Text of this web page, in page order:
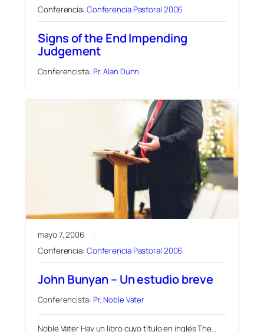
Conferencia: Conferencia Pastoral 2006
Signs of the End Impending
Judgement
Conferencista: Pr. Alan Dunn
mayo 7, 2006
Conferencia: Conferencia Pastoral 2006
John Bunyan – Un estudio breve
Conferencista: Pr. Noble Vater
Noble Vater Hay un libro cuyo título en inglés The…